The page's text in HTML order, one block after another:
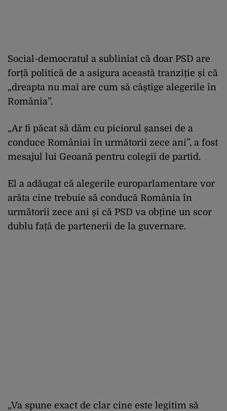
Social-democratul a subliniat că doar PSD are
forță politică de a asigura această tranziție și că
„dreapta nu mai are cum să câștige alegerile în
România”.
„Ar fi păcat să dăm cu piciorul șansei de a
conduce Româniai în următorii zece ani”, a fost
mesajul lui Geoană pentru colegii de partid.
El a adăugat că alegerile europarlamentare vor
arăta cine trebuie să conducă România în
următorii zece ani și că PSD va obține un scor
dublu față de partenerii de la guvernare.
„Va spune exact de clar cine este legitim să